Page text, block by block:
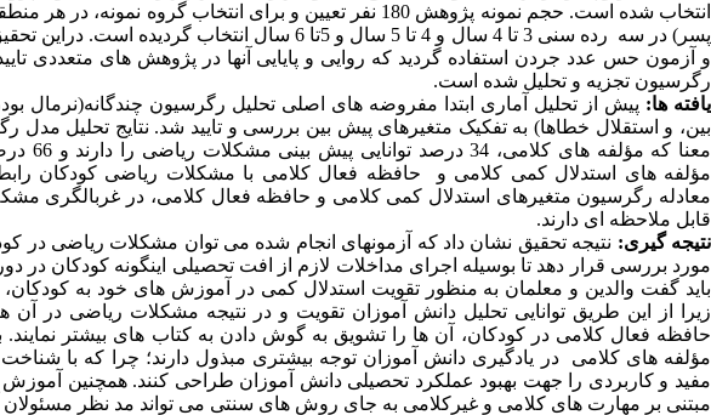
پسر) در سه رده سنی 3 تا 4 سال و 4 تا 5 سال و 5تا 6 سال
و آزمون حس عدد جردن استفاده گردید که روایی و پایایی آنها در پژوهش های متعددی
رگرسیون تجزیه و تحلیل شده است.
یافته ها: پیش از تحلیل آماری ابتدا مفروضه های اصلی تحلیل رگرسیون
معنا
مؤلفه های استدلال کمی کلامی و حافظه فعال کلامی با مشکلات ریاضی کودکان
قابل ملاحظه ای دارند.
نتیجه گیری: نتیجه تحقیق نشان داد که آزمونهای انجام شده می توان مشکلات ریاضی در
مورد بررسی قرار دهد تا بوسیله اجرای مداخلات لازم از افت تحصیلی اینگونه کودکان
باید گفت والدین و معلمان به منظور تقویت استدلال کمی در آموزش های خود به کودکان،
زیرا از این طریق توانایی تحلیل دانش آموزان تقویت و در نتیجه مشکلات ریاضی در
حافظه فعال کلامی در کودکان، آن ها را تشویق به گوش دادن به کتاب های بیشتر
مؤلفه های کلامی در یادگیری دانش آموزان توجه بیشتری مبذول دارند؛ چرا که با
مفید و کاربردی را جهت بهبود عملکرد تحصیلی دانش آموزان طراحی کنند. همچنین
مبتنی بر مهارت های کلامی و غیرکلامی به جای روش های سنتی می تواند مد نظر